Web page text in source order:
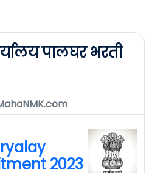
पालघर भरती
2023